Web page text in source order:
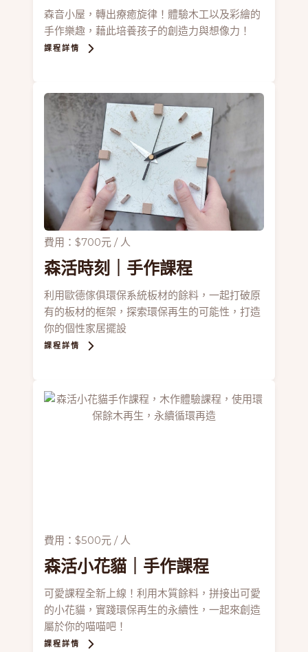
森音小屋，轉出療癒旋律！體驗木工以及彩繪的
手作樂趣，藉此培養孩子的創造力與想像力！
課程詳情
費用：$700元 / 人
森活時刻 ｜手作課程
利用歐德傢俱環保系統板材的餘料，一起打破原
有的板材的框架，探索環保再生的可能性，打造
你的個性家居擺設
課程詳情
費用：$500元 / 人
森活小花貓 ｜手作課程
可愛課程全新上線！利用木質餘料，拼接出可愛
的小花貓，實踐環保再生的永續性，一起來創造
屬於你的喵喵吧！
課程詳情